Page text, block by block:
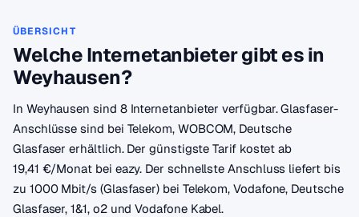
ÜBERSICHT
Welche Internetanbieter gibt es in
Weyhausen?
In Weyhausen sind 8 Internetanbieter verfügbar. Glasfaser-
Anschlüsse sind bei Telekom, WOBCOM, Deutsche
Glasfaser erhältlich. Der günstigste Tarif kostet ab
19,41 €/Monat bei eazy. Der schnellste Anschluss liefert bis
zu 1000 Mbit/s (Glasfaser) bei Telekom, Vodafone, Deutsche
Glasfaser, 1&1, o2 und Vodafone Kabel.